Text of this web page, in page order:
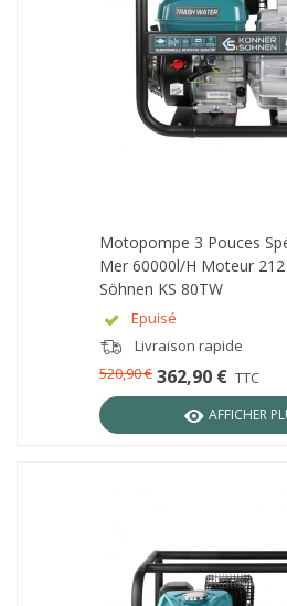
Motopompe 3 Pouces
Mer 60000l/h Moteur
Söhnen KS 80TW
Epuisé
Livraison rapide
362,90 € TTC
520,90 €
AFFICHER